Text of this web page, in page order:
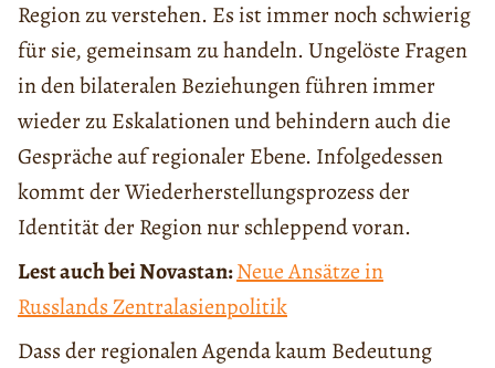
Region zu verstehen. Es ist immer noch schwierig
für sie, gemeinsam zu handeln. Ungelöste Fragen
in den bilateralen Beziehungen führen immer
wieder zu Eskalationen und behindern auch die
Gespräche auf regionaler Ebene. Infolgedessen
kommt der Wiederherstellungsprozess der
Identität der Region nur schleppend voran.
Lest auch bei Novastan:Neue Ansätze in
Russlands Zentralasienpolitik
Dass der regionalen Agenda kaum Bedeutung